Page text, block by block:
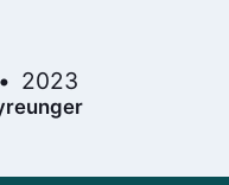
2023